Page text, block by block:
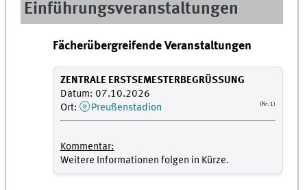
Einführungsveranstaltungen
Fächerübergreifende Veranstaltungen
ZENTRALE ERSTSEMESTERBEGRÜSSUNG
Datum: 07.10.2026
Ort:
Preußenstadion (Nr: 1)
Kommentar:
Weitere Informationen folgen in Kürze.